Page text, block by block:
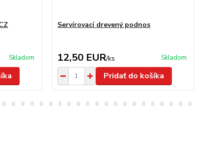
Skladom
Servírovací drevený podnos
12,50 EUR/ks Skladom
Pridať do košíka